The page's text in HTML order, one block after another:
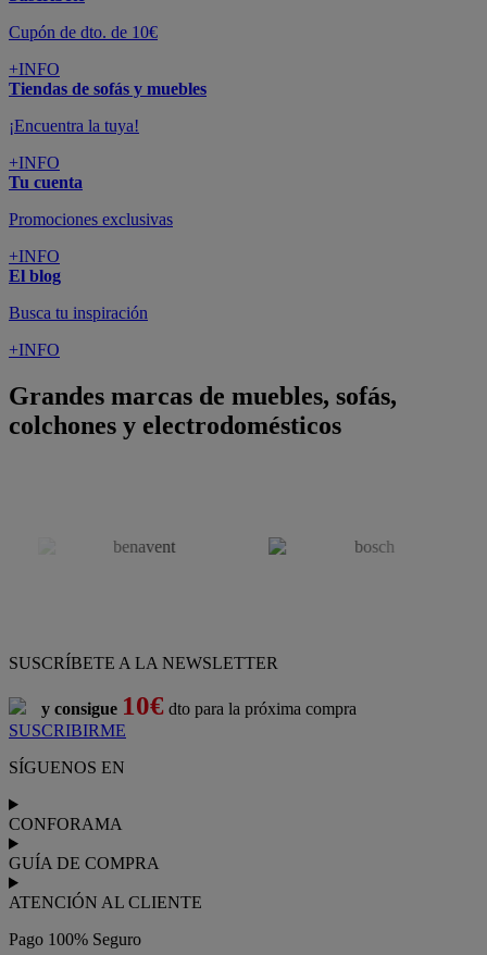
Cupón de dto. de 10€
+INFO
Tiendas de sofás y muebles
¡Encuentra la tuya!
+INFO
Tu cuenta
Promociones exclusivas
+INFO
El blog
Busca tu inspiración
+INFO
Grandes marcas de muebles, sofás,
colchones y electrodomésticos
SUSCRÍBETE A LA NEWSLETTER
y consigue 10€ dto para la próxima compra
SUSCRIBIRME
SÍGUENOS EN
CONFORAMA
GUÍA DE COMPRA
ATENCIÓN AL CLIENTE
Pago 100% Seguro